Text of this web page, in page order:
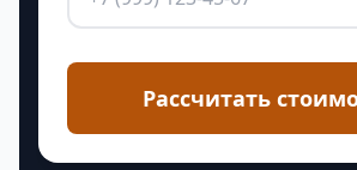
Рассчитать